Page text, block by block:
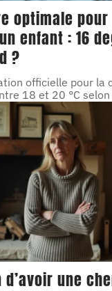
optimale pour
enfant : 16
?
officielle pour la
18 et 20 °C
une